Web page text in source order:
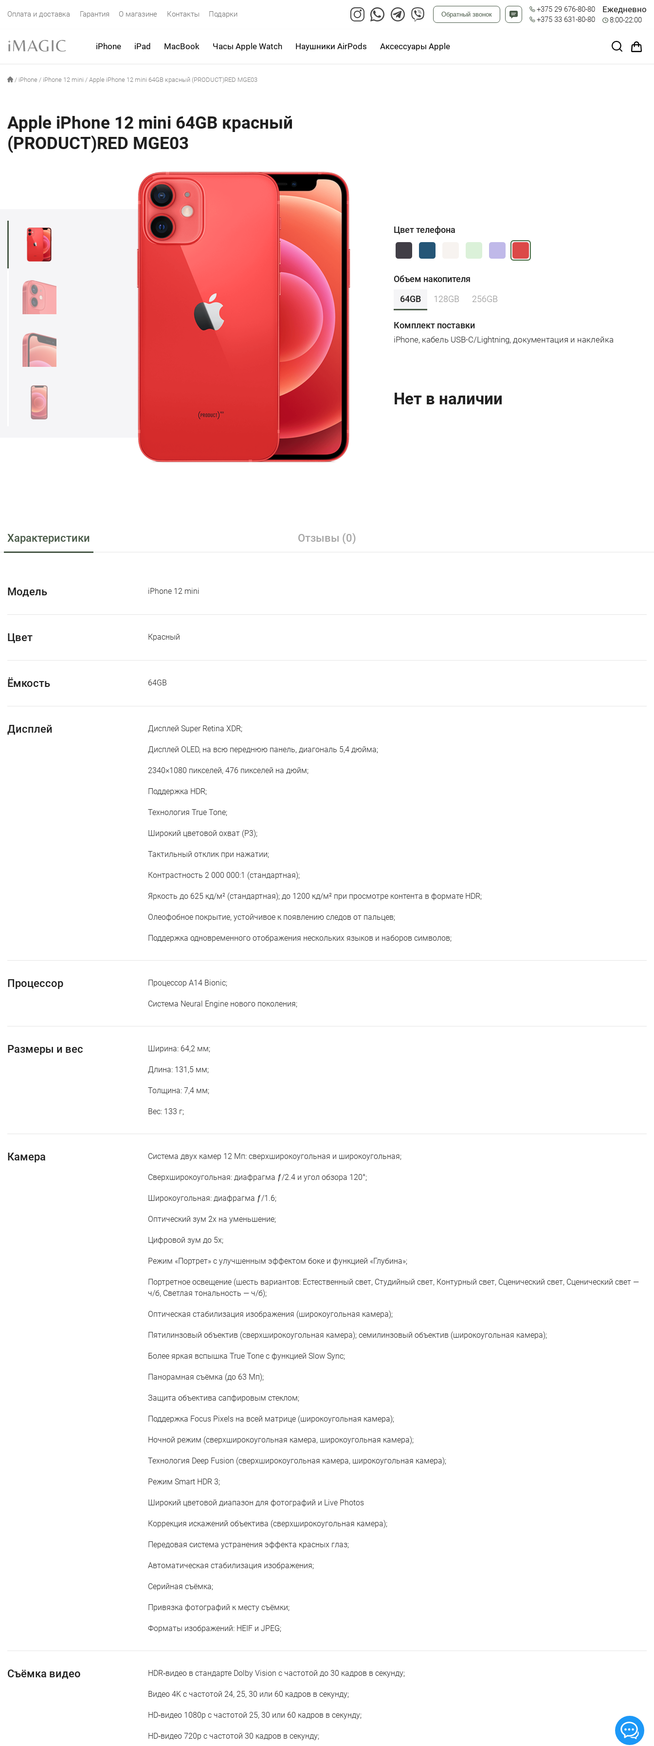
Оплата и доставка Гарантия О магазине Контакты Подарки Обратный звонок
+375 29 676-80-80
+375 33 631-80-80
Ежедневно
8:00-22:00
iPhone iPad MacBook Часы Apple Watch Наушники AirPods Аксессуары Apple
/ iPhone / iPhone 12 mini / Apple iPhone 12 mini 64GB красный (PRODUCT)RED MGE03
Apple iPhone 12 mini 64GB красный
(PRODUCT)RED MGE03
Цвет телефона
Объем накопителя
64GB
128GB 256GB
Комплект поставки
iPhone, кабель USB-C/Lightning, документация и наклейка
Нет в наличии
Характеристики Отзывы (0)
Модель iPhone 12 mini
Цвет Красный
Ёмкость 64GB
Дисплей Дисплей Super Retina XDR;
Дисплей OLED, на всю переднюю панель, диагональ 5,4 дюйма;
2340×1080 пикселей, 476 пикселей на дюйм;
Поддержка HDR;
Технология True Tone;
Широкий цветовой охват (P3);
Тактильный отклик при нажатии;
Контрастность 2 000 000:1 (стандартная);
Яркость до 625 кд/м² (стандартная); до 1200 кд/м² при просмотре контента в формате HDR;
Олеофобное покрытие, устойчивое к появлению следов от пальцев;
Поддержка одновременного отображения нескольких языков и наборов символов;
Процессор Процессор A14 Bionic;
Система Neural Engine нового поколения;
Размеры и вес Ширина: 64,2 мм;
Длина: 131,5 мм;
Толщина: 7,4 мм;
Вес: 133 г;
Камера Система двух камер 12 Мп: сверхширокоугольная и широкоугольная;
Сверхширокоугольная: диафрагма ƒ/2.4 и угол обзора 120°;
Широкоугольная: диафрагма ƒ/1.6;
Оптический зум 2x на уменьшение;
Цифровой зум до 5x;
Режим «Портрет» с улучшенным эффектом боке и функцией «Глубина»;
Портретное освещение (шесть вариантов: Естественный свет, Студийный свет, Контурный свет, Сценический свет, Сценический свет —
ч/б, Светлая тональность — ч/б);
Оптическая стабилизация изображения (широкоугольная камера);
Пятилинзовый объектив (сверхширокоугольная камера); семилинзовый объектив (широкоугольная камера);
Более яркая вспышка True Tone с функцией Slow Sync;
Панорамная съёмка (до 63 Мп);
Защита объектива сапфировым стеклом;
Поддержка Focus Pixels на всей матрице (широкоугольная камера);
Ночной режим (сверхширокоугольная камера, широкоугольная камера);
Технология Deep Fusion (сверхширокоугольная камера, широкоугольная камера);
Режим Smart HDR 3;
Широкий цветовой диапазон для фотографий и Live Photos
Коррекция искажений объектива (сверхширокоугольная камера);
Передовая система устранения эффекта красных глаз;
Автоматическая стабилизация изображения;
Серийная съёмка;
Привязка фотографий к месту съёмки;
Форматы изображений: HEIF и JPEG;
Съёмка видео HDR‑видео в стандарте Dolby Vision с частотой до 30 кадров в секунду;
Видео 4K с частотой 24, 25, 30 или 60 кадров в секунду;
HD‑видео 1080p с частотой 25, 30 или 60 кадров в секунду;
HD‑видео 720p с частотой 30 кадров в секунду;